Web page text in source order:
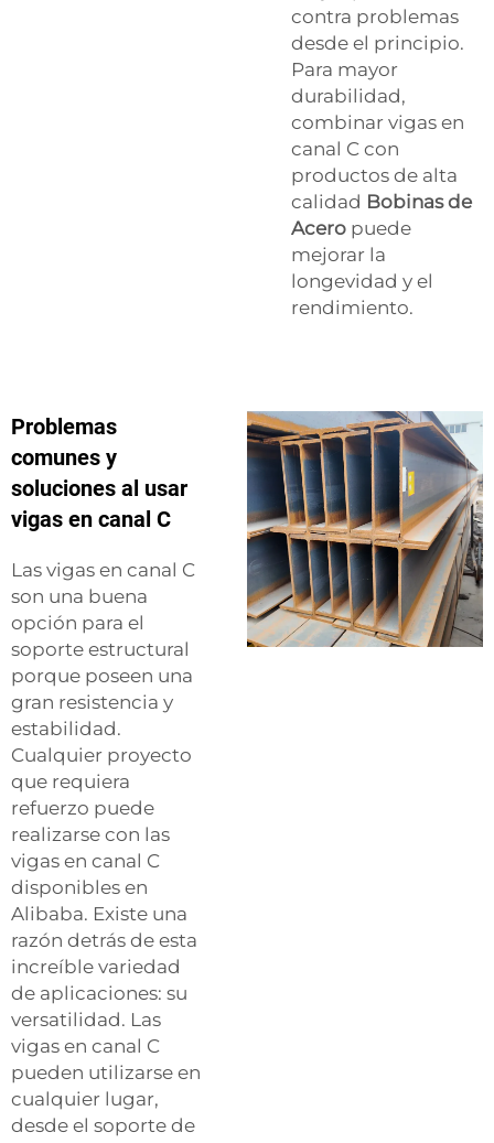
contra problemas
desde el principio.
Para mayor
durabilidad,
combinar vigas en
canal C con
productos de alta
calidad Bobinas de
Acero puede
mejorar la
longevidad y el
rendimiento.
Problemas
comunes y
soluciones al usar
vigas en canal C
Las vigas en canal C
son una buena
opción para el
soporte estructural
porque poseen una
gran resistencia y
estabilidad.
Cualquier proyecto
que requiera
refuerzo puede
realizarse con las
vigas en canal C
disponibles en
Alibaba. Existe una
razón detrás de esta
increíble variedad
de aplicaciones: su
versatilidad. Las
vigas en canal C
pueden utilizarse en
cualquier lugar,
desde el soporte de